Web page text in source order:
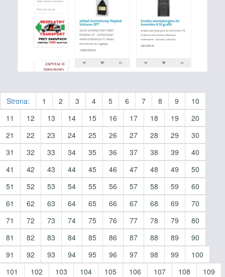
Strona: 1 2 3 4 5 6 7 8 9
10
11
12 13 14 15 16 17 18 19
20
21
22 23 24 25 26 27 28 29
30
31
32 33 34 35 36 37 38 39
40
41
42 43 44 45 46 47 48 49
50
51
52 53 54 55 56 57 58 59
60
61
62 63 64 65 66 67 68 69
70
71
72 73 74 75 76 77 78 79
80
81
82 83 84 85 86 87 88 89
90
91
92 93 94 95 96 97 98 99
100
101
102 103 104 105 106 107 108
109